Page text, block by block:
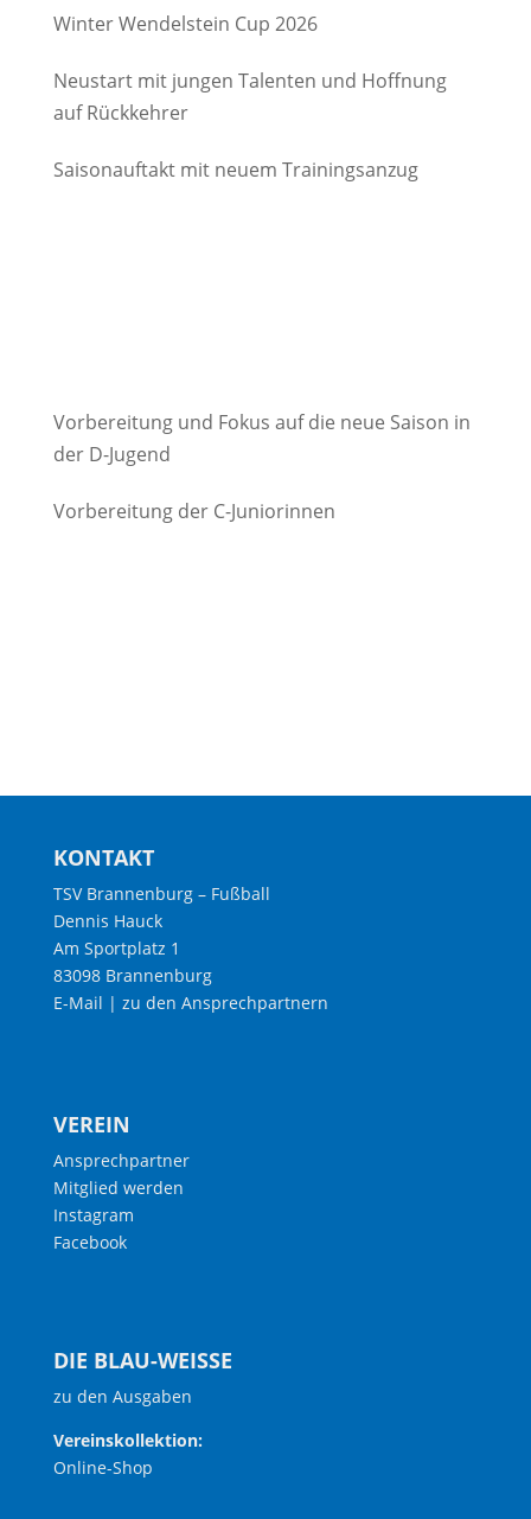
Winter Wendelstein Cup 2026
Neustart mit jungen Talenten und Hoffnung
auf Rückkehrer
Saisonauftakt mit neuem Trainingsanzug
Vorbereitung und Fokus auf die neue Saison in
der D-Jugend
Vorbereitung der C-Juniorinnen
KONTAKT
TSV Brannenburg – Fußball
Dennis Hauck
Am Sportplatz 1
83098 Brannenburg
E-Mail | zu den Ansprechpartnern
VEREIN
Ansprechpartner
Mitglied werden
Instagram
Facebook
DIE BLAU-WEISSE
zu den Ausgaben
Vereinskollektion:
Online-Shop